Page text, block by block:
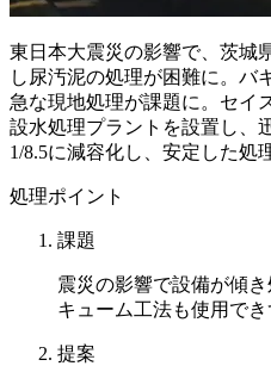
東日本大震災の影響で、茨城
し尿汚泥の処理が困難に。バ
急な現地処理が課題に。セイ
設水処理プラントを設置し、
1/8.5に減容化し、安定した処
処理ポイント
課題
震災の影響で設備が傾
キューム工法も使用で
提案